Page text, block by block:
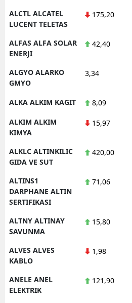
ALCTL ALCATEL
LUCENT TELETAS
175,20
ALFAS ALFA SOLAR
ENERJI
42,40
ALGYO ALARKO
GMYO
3,34
ALKA ALKIM KAGIT 8,09
ALKIM ALKIM
KIMYA
15,97
ALKLC ALTINKILIC
GIDA VE SUT
420,00
ALTINS1
DARPHANE ALTIN
SERTIFIKASI
71,06
ALTNY ALTINAY
SAVUNMA
15,80
ALVES ALVES
KABLO
1,98
ANELE ANEL
ELEKTRIK
121,90